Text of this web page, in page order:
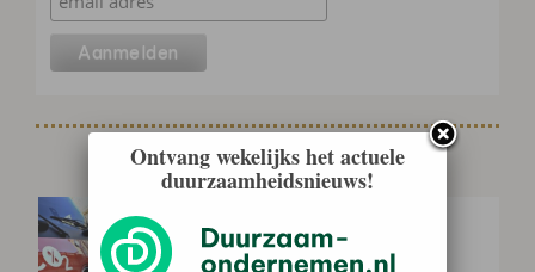
Gerelateerd nieuws
transportsector tot versneld
vernieuwen
Ontvang wekelijks het actuele
duurzaamheidsnieuws!